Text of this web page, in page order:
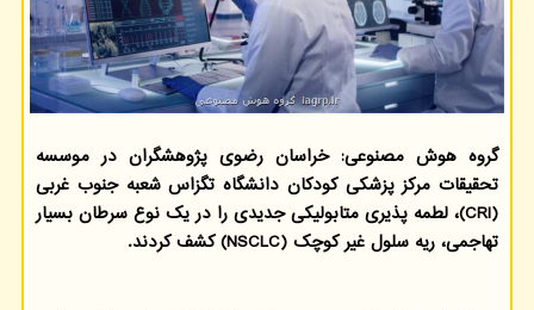
گروه هوش مصنوعی: خراسان رضوی پژوهشگران در موسسه
تحقیقات مرکز پزشکی کودکان دانشگاه تگزاس شعبه جنوب غربی
(CRI)، لطمه پذیری متابولیکی جدیدی را در یک نوع سرطان بسیار
تهاجمی، ریه سلول غیر کوچک (NSCLC) کشف کردند.